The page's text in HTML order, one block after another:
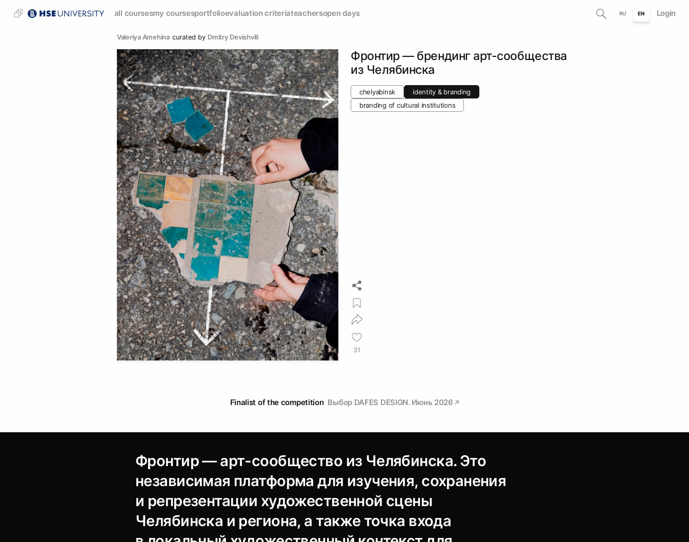
all coursesmy coursesportfolioevaluation criteriateachersopen days RU EN Login
Valeriya Amehina curated by Dmitry Devishvili
Фронтир — брендинг арт-сообщества
из Челябинска
chelyabinsk
identity & branding
branding of cultural institutions
31
Finalist of the competition Выбор DAFES DESIGN. Июнь 2026
Фронтир — арт-сообщество из Челябинска. Это
независимая платформа для изучения, сохранения
и репрезентации художественной сцены
Челябинска и региона, а также точка входа